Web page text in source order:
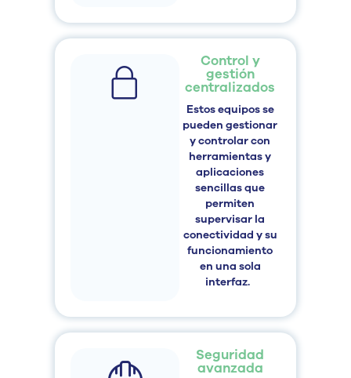
Control y
gestión
centralizados
Estos equiposse
pueden gestionar
y controlar con
herramientas y
aplicaciones
sencillasque
permiten
supervisar la
conectividad y su
funcionamiento
en una sola
interfaz.
Seguridad
avanzada